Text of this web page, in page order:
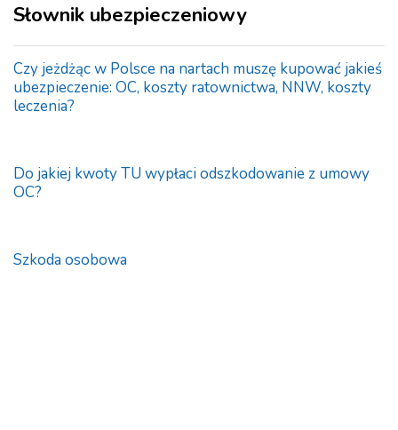
Słownik ubezpieczeniowy
Czy jeżdżąc w Polsce na nartach muszę kupować jakieś
ubezpieczenie: OC, koszty ratownictwa, NNW, koszty
leczenia?
Do jakiej kwoty TU wypłaci odszkodowanie z umowy
OC?
Szkoda osobowa